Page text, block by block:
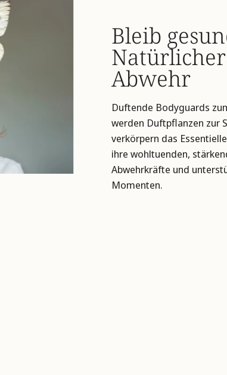
Bleib
Abwehr
Duftende Bodyguards
werden Duftpflanzen zur
verkörpern das
ihre wohltuenden,
Abwehrkräfte und
Momenten.